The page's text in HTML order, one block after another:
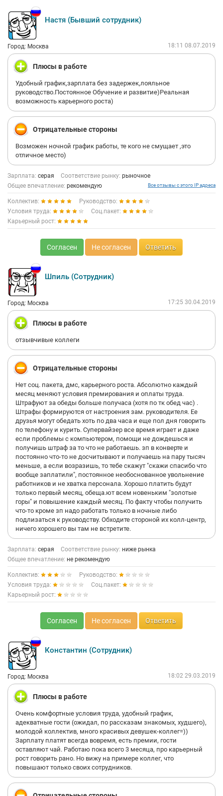
Настя (Бывший сотрудник)
Город: Москва 18:11 08.07.2019
Плюсы в работе
Удобный график,зарплата без задержек,лояльное
руководство.Постоянное Обучение и развитие)Реальная
возможность карьерного роста)
Отрицательные стороны
Возможен ночной график работы, те кого не смущает ,это
отличное место)
Зарплата: серая Соответствие рынку: рыночное
Общее впечатление: рекомендую Все отзывы с этого IP адреса
Коллектив:
Руководство:
Условия труда:
Соц.пакет:
Карьерный рост:
Согласен Не согласен Ответить
Шпиль (Сотрудник)
Город: Москва 17:25 30.04.2019
Плюсы в работе
отзывчивые коллеги
Отрицательные стороны
Нет соц. пакета, дмс, карьерного роста. Абсолютно каждый
месяц меняют условия премирования и оплаты труда.
Штрафуют за обеды больше получаса (хотя по тк обед час) .
Штрафы формируются от настроения зам. руководителя. Ее
друзья могут обедать хоть по два часа и еще пол дня говорить
по телефону и курить. Супервайзер все время играет и даже
если проблемы с компьютером, помощи не дождешься и
получишь штраф за то что не работаешь. зп в конверте и
постоянно что-то не досчитывают и получаешь на пару тысяч
меньше, а если возразишь, то тебе скажут "скажи спасибо что
вообще заплатили", постоянное необоснованное увольнение
работников и не хватка персонала. Хорошо платить будут
только первый месяц, обеща.ют всем новеньким "золотые
горы" и повышение каждый месяц. По факту чтобы получить
что-то кроме зп надо работать только в ночные либо
подлизаться к руководству. Обходите стороной их колл-центр,
ничего хорошего вы там не встретите.
Зарплата: серая Соответствие рынку: ниже рынка
Общее впечатление: не рекомендую
Коллектив:
Руководство:
Условия труда:
Соц.пакет:
Карьерный рост:
Согласен Не согласен Ответить
Константин (Сотрудник)
Город: Москва 18:02 29.03.2019
Плюсы в работе
Очень комфортные условия труда, удобный график,
адекватные гости (ожидал, по рассказам знакомых, худшего),
молодой коллектив, много красивых девушек-коллег=))
Зарплату платят всегда вовремя, есть премии, гости
оставляют чай. Работаю пока всего 3 месяца, про карьерный
рост говорить рано. Но вижу на примере коллег, что
повышают только своих сотрудников.